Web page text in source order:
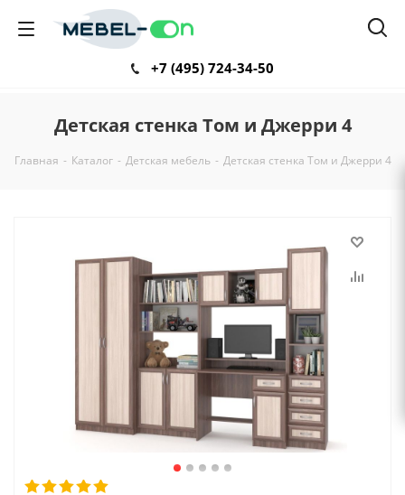
+7 (495) 724-34-50
Детская стенка Том и Джерри 4
Главная - Каталог - Детская мебель - Детская стенка Том и Джерри 4